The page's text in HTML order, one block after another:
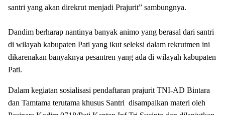
santri yang akan direkrut menjadi Prajurit” sambungnya.
Dandim berharap nantinya banyak animo yang berasal dari santri
di wilayah kabupaten Pati yang ikut seleksi dalam rekrutmen ini
dikarenakan banyaknya pesantren yang ada di wilayah kabupaten
Pati.
Dalam kegiatan sosialisasi pendaftaran prajurit TNI-AD Bintara
dan Tamtama terutama khusus Santri disampaikan materi oleh